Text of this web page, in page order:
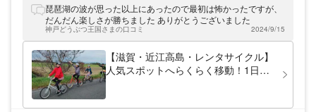
です♪レンタサイクルをご用意しております
ので、近江高島の観光をサイクリングで隅々
までお楽しみいただけます。そのほかにもア
クティビティをご案内しておりますので、ぜ
ひご利用ください。
琵琶湖の波が思った以上にあったので最初は怖かったですが、
だんだん楽しさが勝ちました ありがとうございました
神戸どうぶつ王国さまの口コミ 2024/9/15
【滋賀・近江高島・レンタサイクル】
人気スポットへらくらく移動！1日レ